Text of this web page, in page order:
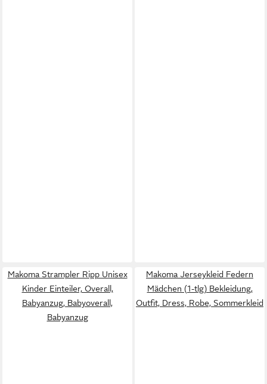
Makoma Strampler Ripp Unisex
Kinder Einteiler, Overall,
Babyanzug, Babyoverall,
Babyanzug
Makoma Jerseykleid Federn
Mädchen (1-tlg) Bekleidung,
Outfit, Dress, Robe, Sommerkleid